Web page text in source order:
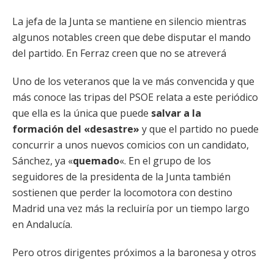
La jefa de la Junta se mantiene en silencio mientras
algunos notables creen que debe disputar el mando
del partido. En Ferraz creen que no se atreverá
Uno de los veteranos que la ve más convencida y que
más conoce las tripas del PSOE relata a este periódico
que ella es la única que puede salvar a la
formación del «desastre» y que el partido no puede
concurrir a unos nuevos comicios con un candidato,
Sánchez, ya «quemado«. En el grupo de los
seguidores de la presidenta de la Junta también
sostienen que perder la locomotora con destino
Madrid una vez más la recluiría por un tiempo largo
en Andalucía.
Pero otros dirigentes próximos a la baronesa y otros